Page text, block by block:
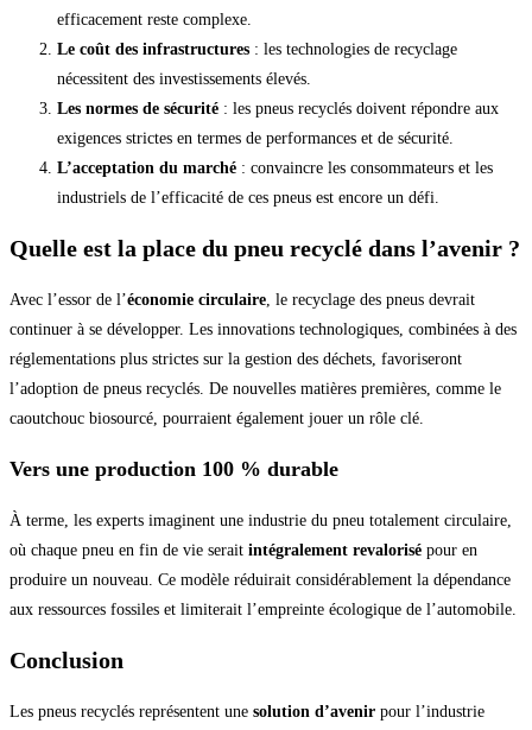
efficacement reste complexe.
Le coût des infrastructures : les technologies de recyclage
nécessitent des investissements élevés.
Les normes de sécurité : les pneus recyclés doivent répondre aux
exigences strictes en termes de performances et de sécurité.
L’acceptation du marché : convaincre les consommateurs et les
industriels de l’efficacité de ces pneus est encore un défi.
Quelle est la place du pneu recyclé dans l’avenir ?
Avec l’essor de l’économie circulaire , le recyclage des pneus devrait
continuer à se développer. Les innovations technologiques, combinées à des
réglementations plus strictes sur la gestion des déchets, favoriseront
l’adoption de pneus recyclés. De nouvelles matières premières, comme le
caoutchouc biosourcé, pourraient également jouer un rôle clé.
Vers une production 100 % durable
À terme, les experts imaginent une industrie du pneu totalement circulaire,
où chaque pneu en fin de vie serait intégralement revalorisé pour en
produire un nouveau. Ce modèle réduirait considérablement la dépendance
aux ressources fossiles et limiterait l’empreinte écologique de l’automobile.
Conclusion
Les pneus recyclés représentent une solution d’avenir pour l’industrie